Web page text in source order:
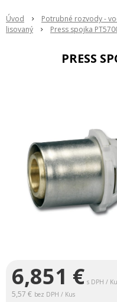
Úvod Potrubné rozvody -
lisovaný
Press spojka
PRESS
6,851 € s DPH /
5,57 € bez DPH / Kus